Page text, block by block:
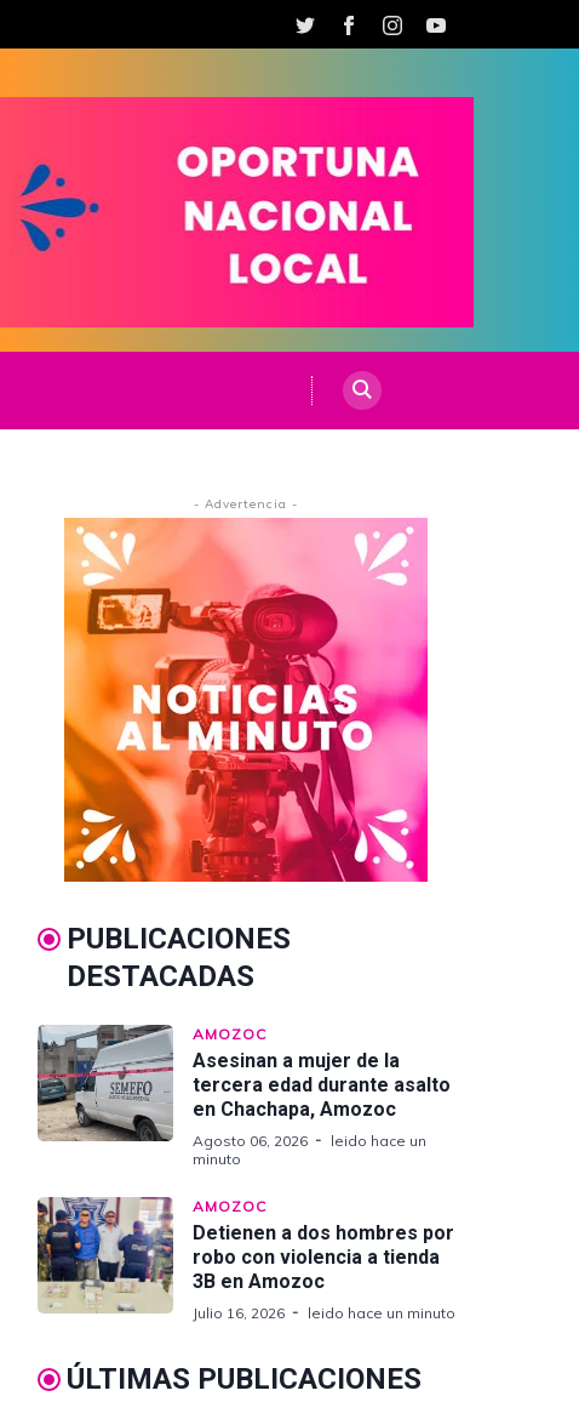
- Advertencia -
PUBLICACIONES
DESTACADAS
AMOZOC
Asesinan a mujer de la
tercera edad durante asalto
en Chachapa, Amozoc
Agosto 06, 2026
leido hace un
minuto
AMOZOC
Detienen a dos hombres por
robo con violencia a tienda
3B en Amozoc
Julio 16, 2026 leido hace un minuto
ÚLTIMAS PUBLICACIONES